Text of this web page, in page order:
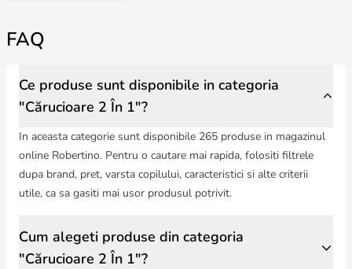
Materiale de calitate și durabilitate
ușor de curățat.
părinți pentru calitate, siguranță și confort, asigurând plimbări
relaxante și protejate în orice condiții.
FAQ
Ce produse sunt disponibile in categoria
"Cărucioare 2 În 1"?
In aceasta categorie sunt disponibile 265 produse in magazinul
online Robertino. Pentru o cautare mai rapida, folositi filtrele
dupa brand, pret, varsta copilului, caracteristici si alte criterii
utile, ca sa gasiti mai usor produsul potrivit.
Cum alegeti produse din categoria
"Cărucioare 2 În 1"?